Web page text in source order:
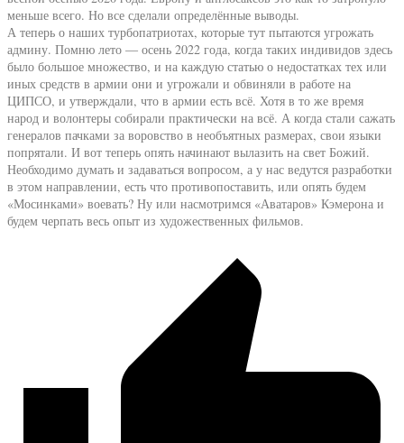
меньше всего. Но все сделали определённые выводы.
А теперь о наших турбопатриотах, которые тут пытаются угрожать
админу. Помню лето — осень 2022 года, когда таких индивидов здесь
было большое множество, и на каждую статью о недостатках тех или
иных средств в армии они и угрожали и обвиняли в работе на
ЦИПСО, и утверждали, что в армии есть всё. Хотя в то же время
народ и волонтеры собирали практически на всё. А когда стали сажать
генералов пачками за воровство в необъятных размерах, свои языки
попрятали. И вот теперь опять начинают вылазить на свет Божий.
Необходимо думать и задаваться вопросом, а у нас ведутся разработки
в этом направлении, есть что противопоставить, или опять будем
«Мосинками» воевать? Ну или насмотримся «Аватаров» Кэмерона и
будем черпать весь опыт из художественных фильмов.